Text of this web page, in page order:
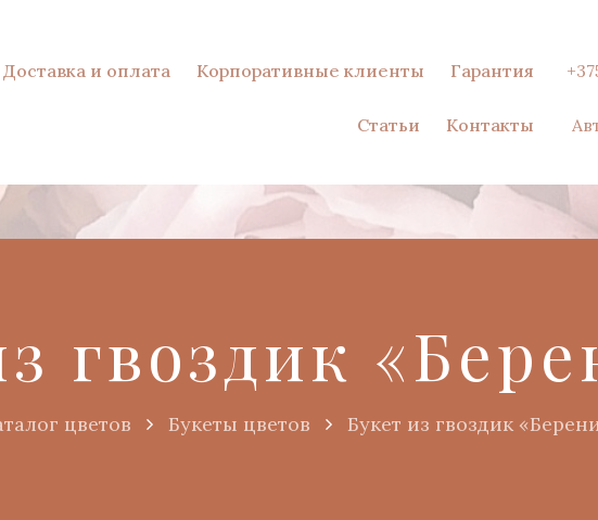
Доставка и оплата Корпоративные клиенты Гарантия
Статьи Контакты
гвоздик
цветов Букеты цветов Букет из гвоздик